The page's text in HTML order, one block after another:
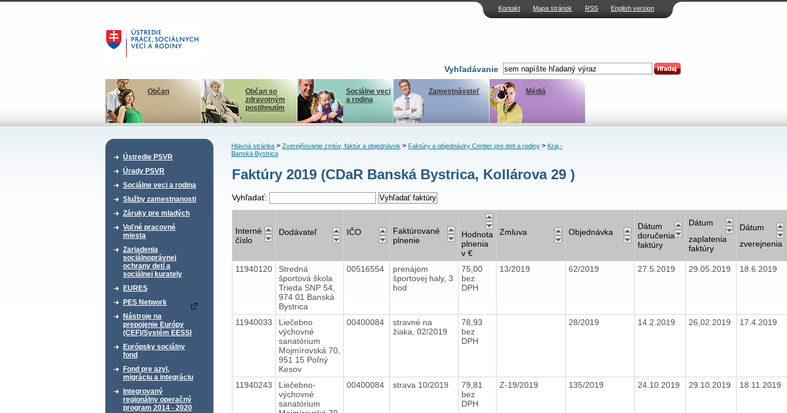
Kontakt Mapa stránok RSS English version
Vyhľadávanie
Občan
Občan so
zdravotným
postihnutím
Sociálne veci
a rodina
Zamestnávateľ Médiá
Ústredie PSVR
Úrady PSVR
Sociálne veci a rodina
Služby zamestnanosti
Záruky pre mladých
Voľné pracovné
miesta
Zariadenia
sociálnoprávnej
ochrany detí a
sociálnej kurately
EURES
PES Network
Nástroje na
prepojenie Európy
(CEF)/Systém EESSI
Európsky sociálny
fond
Fond pre azyl,
migráciu a integráciu
Integrovaný
regionálny operačný
program 2014 - 2020
Hlavná stránka> Zverejňovanie zmlúv, faktúr a objednávok> Faktúry a objednávky Centier pre deti a rodiny> Kraj -
Banská Bystrica
Faktúry 2019 (CDaR Banská Bystrica, Kollárova 29 )
Vyhľadať:
Interné
číslo
Dodávateľ IČO
Faktúrované
plnenie
Hodnota
plnenia
v €
Zmluva Objednávka
Dátum
doručenia
faktúry
Dátum
zaplatenia
faktúry
Dátum
zverejnenia
11940120
Stredná
športová škola
Trieda SNP 54,
974 01 Banská
Bystrica
00516554
prenájom
športovej haly, 3
hod
75,00
bez
DPH
13/2019 62/2019 27.5.2019 29.05.2019 18.6.2019
11940033
Liečebno
výchovné
sanatórium
Mojmírovská 70,
951 15 Poľný
Kesov
00400084
stravné na
žiaka, 02/2019
78,93
bez
DPH
28/2019 14.2.2019 26,02.2019 17.4.2019
11940243
Liečebno-
výchovné
sanatórium
00400084 strava 10/2019
79,81
bez
DPH
Z-19/2019 135/2019 24.10.2019 29.10.2019 18.11.2019